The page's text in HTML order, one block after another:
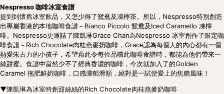
Nespresso 咖啡冰室食譜
提到到懷舊冰室飲品，又怎少得了鴛鴦及凍檸茶。所以，Nespresso特別創造
出專屬香港的本地咖啡食譜－Bianco Piccolo 鴛鴦及Iced Caramello 凍檸
啡。Nespresso更邀請了陳凱琳Grace Chan為Nespresso 冰室創作了限定咖
啡食譜－Rich Chocolate肉桂燕麥奶咖啡，Grace認為每個人的內心都有一個
熱愛朱古力的小孩子，希望藉此令每位品嚐此咖啡食譜時，都能為他們帶來一
絲甜蜜。食譜中當然少不了經典香濃的咖啡，今次就加入了的Golden
Caramel 拖肥鮮奶咖啡，口感濃郁滑順，絕對是一試便愛上的焦糖風味！
▼陳凱琳為冰室特創甜絲絲的Rich Chocolate肉桂燕麥奶咖啡